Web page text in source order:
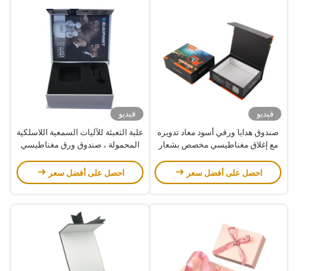
فيديو
صندوق هدايا ورقي أسود معاد تدويره
مع إغلاق مغناطيسي مخصص بشعار
احصل على أفضل سعر
فيديو
علبة التعبئة للآليات السمعية اللاسلكية
المحمولة ، صندوق ورق مغناطيسي
احصل على أفضل سعر